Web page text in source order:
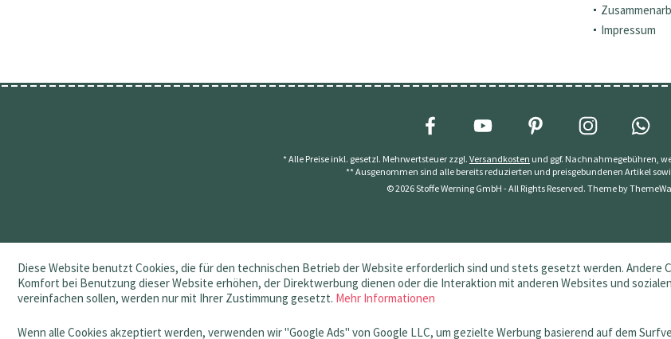
Impressum
* Alle Preise inkl. gesetzl. Mehrwertsteuer zzgl. Versandkosten und ggf. Nachnahmegebühren,
** Ausgenommen sind alle bereits reduzierten und preisgebundenen Artikel
© 2026 Stoffe Werning GmbH - All Rights Reserved. Theme by
Diese Website benutzt Cookies, die für den technischen Betrieb der Website erforderlich sind und stets gesetzt werden. Andere
Komfort bei Benutzung dieser Website erhöhen, der Direktwerbung dienen oder die Interaktion mit anderen Websites und
vereinfachen sollen, werden nur mit Ihrer Zustimmung gesetzt. Mehr Informationen
Wenn alle Cookies akzeptiert werden, verwenden wir "Google Ads" von Google LLC, um gezielte Werbung basierend auf dem